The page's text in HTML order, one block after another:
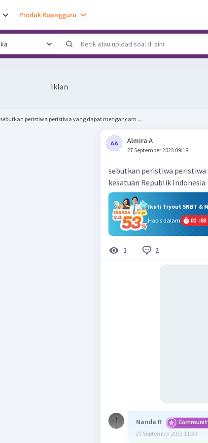
Produk Ruangguru
Iklan
sebutkan peristiwa peristiwa yang dapat mengancam ...
Almira A
27 September 2023 09:18
sebutkan peristiwa peristiwa
kesatuan Republik Indonesia
Ikuti Tryout SNBT &
Habis dalam
01 :03
1 2
Nanda R
27 September 2023 11:39